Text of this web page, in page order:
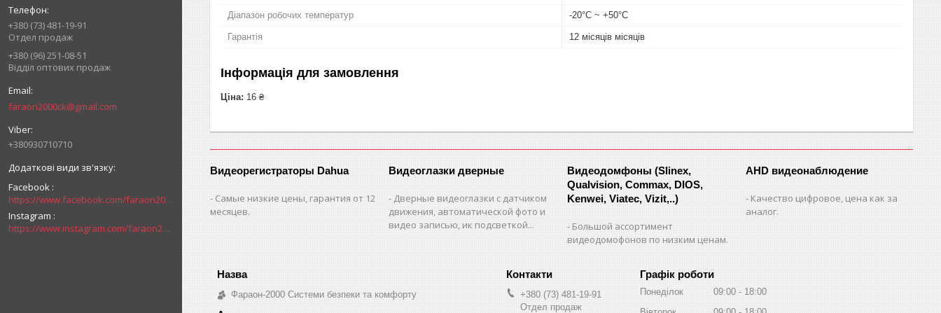
+380 (73) 481-19-91
Отдел продаж
+380 (96) 251-08-51
Відділ оптових продаж
faraon2000ck@gmail.com
+380930710710
Facebook
https://www.facebook.com/faraon2000ck/
Instagram
https://www.instagram.com/faraon2000com/
Діапазон робочих температур -20°С ~ +50°С
Гарантія 12 місяців місяців
Інформація для замовлення
Ціна: 16 ₴
Видеорегистраторы Dahua
Самые низкие цены, гарантия от 12
месяцев.
Видеоглазки дверные
Дверные видеоглазки с датчиком
движения, автоматической фото и
видео записью, ик подсветкой...
Видеодомфоны (Slinex,
Qualvision, Commax, DIOS,
Kenwei, Viatec, Vizit,..)
Большой ассортимент
видеодомофонов по низким ценам.
AHD видеонаблюдение
Качество цифровое, цена как за
аналог.
Фараон-2000 Системи безпеки та комфорту
+380 (73) 481-19-91
Отдел продаж
Графік роботи
Понеділок 09:00
18:00